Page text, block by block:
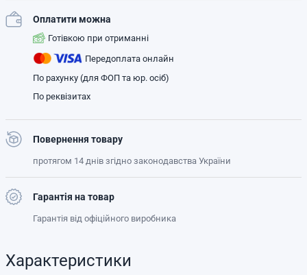
Оплатити можна
Готівкою при отриманні
Передоплата онлайн
По рахунку (для ФОП та юр. осіб)
По реквізитах
Повернення товару
протягом 14 днів згідно законодавства України
Гарантія на товар
Гарантія від офіційного виробника
Характеристики